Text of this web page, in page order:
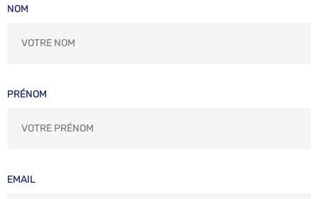
NOM
PRÉNOM
EMAIL